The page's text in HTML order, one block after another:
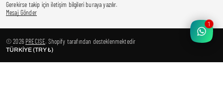
Gerekirse takip için iletişim bilgileri buraya yazılır.
Mesaj Gönder
© 2026 PRECISE. Shopify tarafından desteklenmektedir
TÜRKIYE (TRY ₺)
1